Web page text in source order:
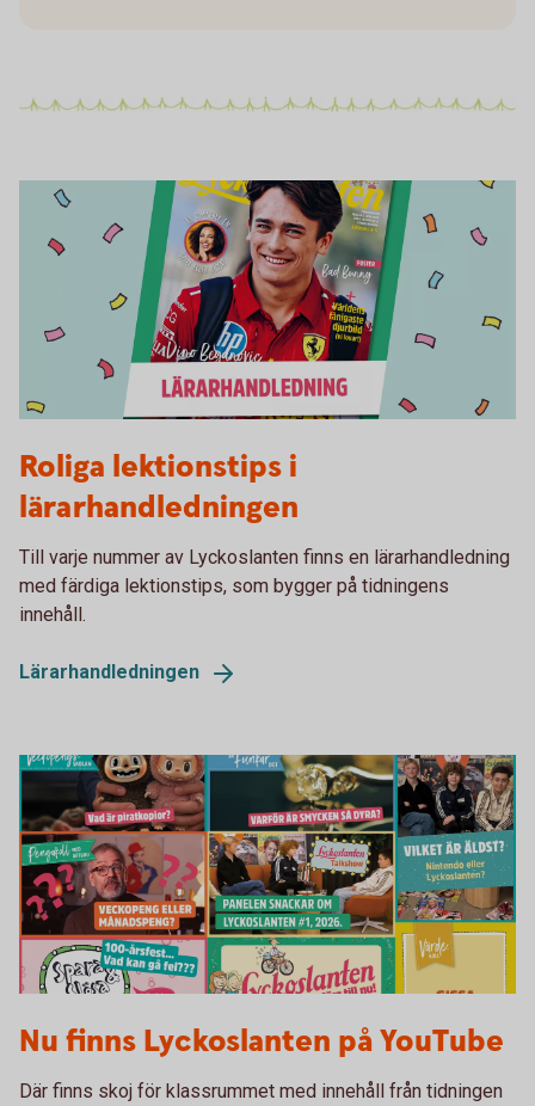
Roliga lektionstips i
lärarhandledningen
Till varje nummer av Lyckoslanten finns en lärarhandledning
med färdiga lektionstips, som bygger på tidningens
innehåll.
Lärarhandledningen
Nu finns Lyckoslanten på YouTube
Där finns skoj för klassrummet med innehåll från tidningen